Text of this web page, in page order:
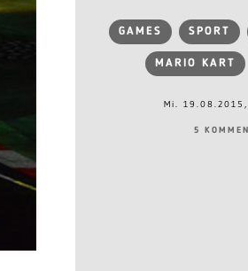
GAMES SPORT
MARIO KART
Mi.
5